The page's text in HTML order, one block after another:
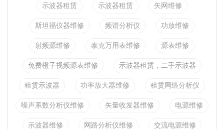
示波器租赁 示波器租赁 矢网维修
斯坦福仪器维修 频谱分析仪 功放维修
射频源维修 泰克万用表维修 源表维修
免费橙子视频源表维修 示波器租赁，二手示波器
租赁示波器 功率放大器维修 租赁网络分析仪
噪声系数分析仪维修 矢量收发器维修 电源维修
示波器维修 网路分析仪维修 交流电源维修